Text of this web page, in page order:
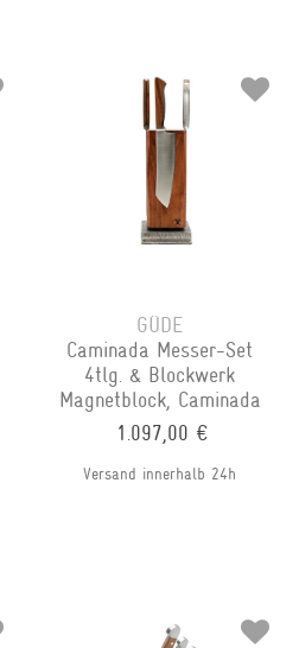
GÜDE
Caminada Messer-Set
4tlg. & Blockwerk
Magnetblock, Caminada
1.097,00 €
Versand innerhalb 24h